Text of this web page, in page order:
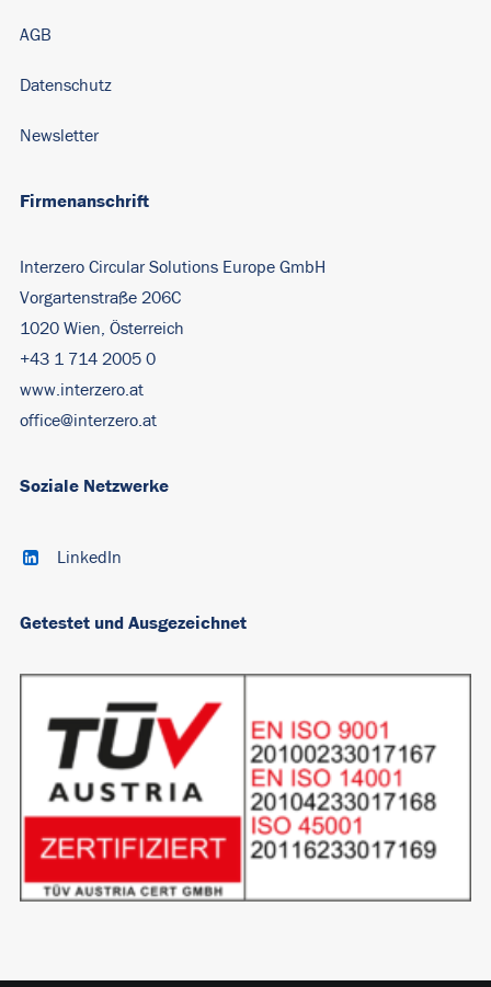
Firmenanschrift
Interzero Circular Solutions Europe GmbH
Vorgartenstraße 206C
1020 Wien, Österreich
+43 1 714 2005 0
www.interzero.at
office@interzero.at
AGB
Datenschutz
Newsletter
Soziale Netzwerke
LinkedIn
Getestet und Ausgezeichnet